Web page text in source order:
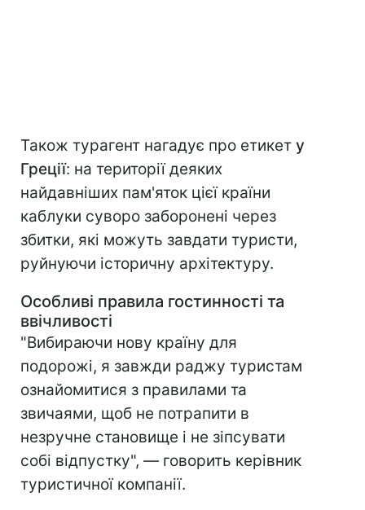
Також турагент нагадує про етикет у
Греції: на території деяких
найдавніших пам'яток цієї країни
каблуки суворо заборонені через
збитки, які можуть завдати туристи,
руйнуючи історичну архітектуру.
Особливі правила гостинності та
ввічливості
"Вибираючи нову країну для
подорожі, я завжди раджу туристам
ознайомитися з правилами та
звичаями, щоб не потрапити в
незручне становище і не зіпсувати
собі відпустку", — говорить керівник
туристичної компанії.